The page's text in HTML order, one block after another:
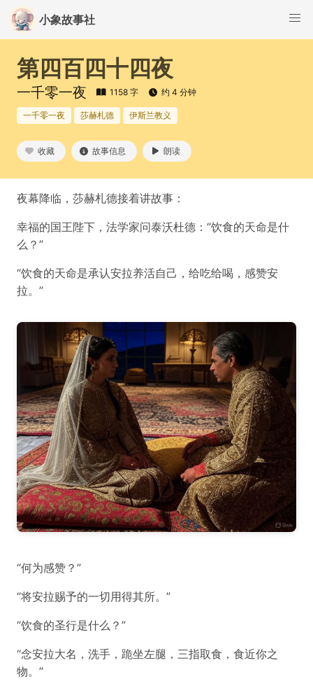
小象故事社
第四百四十四夜
一千零一夜 1158 字 约 4 分钟
一千零一夜 莎赫札德 伊斯兰教义
收藏 故事信息 朗读
夜幕降临，莎赫札德接着讲故事：
幸福的国王陛下，法学家问泰沃杜德：“饮食的天命是什
么？”
“饮食的天命是承认安拉养活自己，给吃给喝，感赞安
拉。”
“何为感赞？”
“将安拉赐予的一切用得其所。”
“饮食的圣行是什么？”
“念安拉大名，洗手，跪坐左腿，三指取食，食近你之
物。”